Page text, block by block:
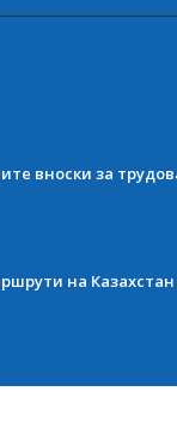
вноски за
на Казахстан